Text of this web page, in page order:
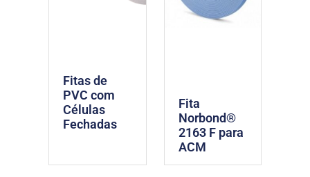
Fitas de
PVC com
Células
Fechadas
Fita
Norbond®
2163 F para
ACM